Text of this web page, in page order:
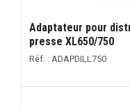
Adaptateur pour
presse XL650/750
Réf. : ADAPDILL750